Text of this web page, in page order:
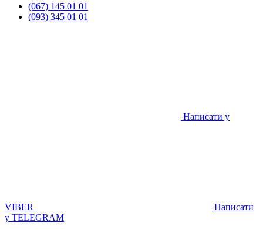
(067) 145 01 01
(093) 345 01 01
Написати у
VIBER
Написати
у TELEGRAM